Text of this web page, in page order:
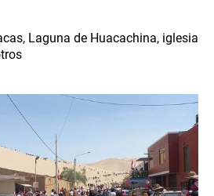
Laguna de Huacachina, iglesia